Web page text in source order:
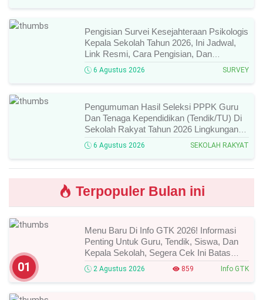
Pengisian Survei Kesejahteraan Psikologis
Kepala Sekolah Tahun 2026, Ini Jadwal,
Link Resmi, Cara Pengisian, Dan
Ketentuan Lengkapnya!
6 Agustus 2026 SURVEY
Pengumuman Hasil Seleksi PPPK Guru
Dan Tenaga Kependidikan (Tendik/TU) Di
Sekolah Rakyat Tahun 2026 Lingkungan
Kementerian Sosial RI, Ini Daftar Nama
Peserta Yang Lolos!
6 Agustus 2026 SEKOLAH RAKYAT
Terpopuler Bulan ini
01
Menu Baru Di Info GTK 2026! Informasi
Penting Untuk Guru, Tendik, Siswa, Dan
Kepala Sekolah, Segera Cek Ini Batas
Waktunya!
2 Agustus 2026 859 Info GTK